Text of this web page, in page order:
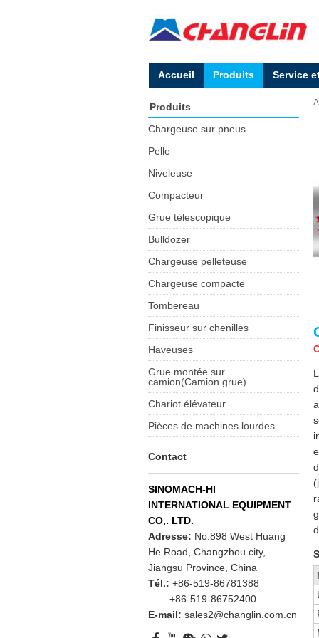
Accueil Produits Service
Produits
Chargeuse sur pneus
Pelle
Niveleuse
Compacteur
Grue télescopique
Bulldozer
Chargeuse pelleteuse
Chargeuse compacte
Tombereau
Finisseur sur chenilles
Haveuses
Grue montée sur
camion(Camion grue)
Chariot élévateur
Pièces de machines lourdes
Contact
SINOMACH-HI
INTERNATIONAL EQUIPMENT
CO,. LTD.
Adresse: No.898 West Huang
He Road, Changzhou city,
Jiangsu Province, China
Tél.: +86-519-86781388
+86-519-86752400
E-mail:sales2@changlin.com.cn